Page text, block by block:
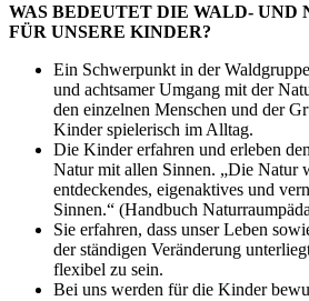
WAS BEDEUTET DIE WALD- UND
FÜR UNSERE KINDER?
Ein Schwerpunkt in der
und achtsamer Umgang mit der
den einzelnen Menschen und der
Kinder spielerisch im Alltag.
Die Kinder erfahren und erleben
Natur mit allen Sinnen. „Die Natur
entdeckendes, eigenaktives und
Sinnen.“ (Handbuch
Sie erfahren, dass unser Leben
der ständigen Veränderung
flexibel zu sein.
Bei uns werden für die Kinder